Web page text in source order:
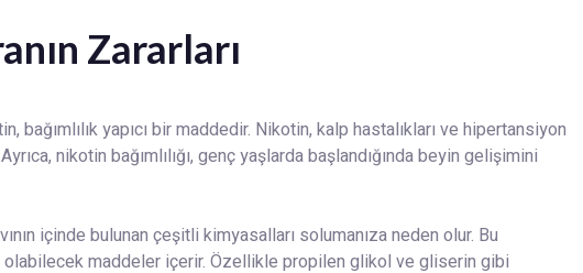
Zararları
bağımlılık yapıcı bir maddedir. Nikotin, kalp hastalıkları ve hipertansiyon
nikotin bağımlılığı, genç yaşlarda başlandığında beyin gelişimini
içinde bulunan çeşitli kimyasalları solumanıza neden olur. Bu
olabilecek maddeler içerir. Özellikle propilen glikol ve gliserin gibi